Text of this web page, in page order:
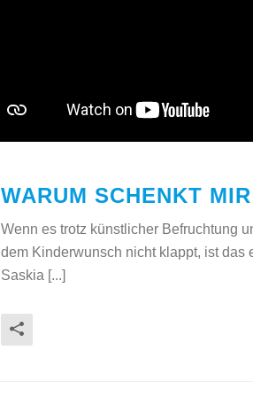
WARUM SCHENKT
Wenn es trotz künstlicher Befruchtung
dem Kinderwunsch nicht klappt, ist das
Saskia [...]